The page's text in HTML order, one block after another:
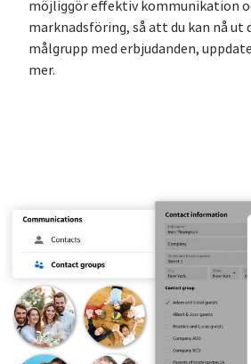
möjliggör effektiv kommunikation
marknadsföring, så att du kan nå
målgrupp med erbjudanden,
mer.